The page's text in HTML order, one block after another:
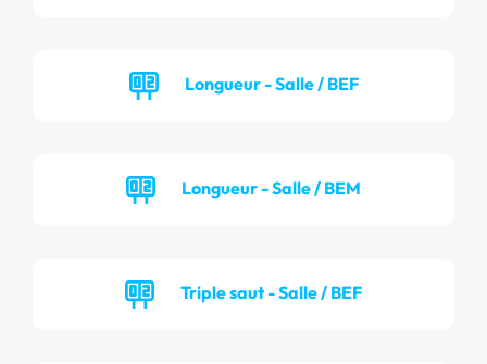
Longueur - Salle / BEF
Longueur - Salle / BEM
Triple saut - Salle / BEF